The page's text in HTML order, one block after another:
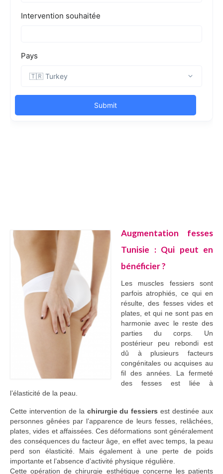
Augmentation fesses
Tunisie : Qui peut en
bénéficier ?
Les muscles fessiers sont
parfois atrophiés, ce qui en
résulte, des fesses vides et
plates, et qui ne sont pas en
harmonie avec le reste des
parties du corps. Un
postérieur peu rebondi est
dû à plusieurs facteurs
congénitales ou acquises au
fil des années. La fermeté
des fesses est liée à
l’élasticité de la peau.
Cette intervention de la chirurgie du fessiers est destinée aux
personnes gênées par l’apparence de leurs fesses, relâchées,
plates, vides et affaissées. Ces déformations sont généralement
des conséquences du facteur âge, en effet avec temps, la peau
perd son élasticité. Mais également à une perte de poids
importante et l’absence d’activité physique régulière.
Cette opération de chirurgie esthétique concerne les patients